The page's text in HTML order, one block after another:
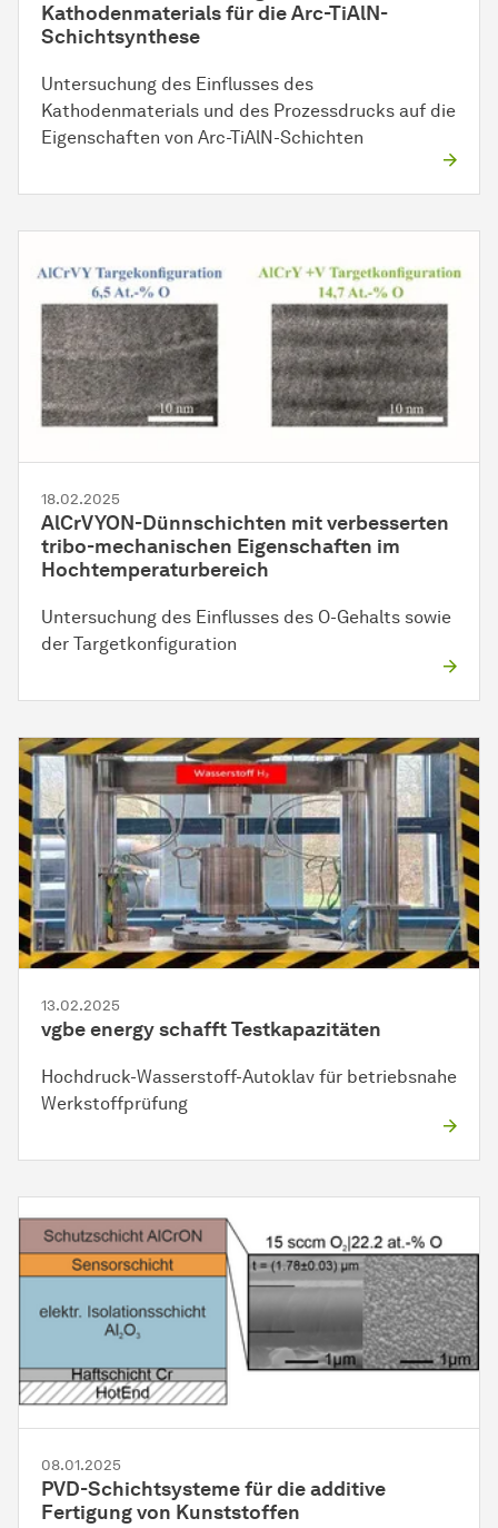
Kathodenmaterials für die Arc-TiAlN-
Schichtsynthese
Untersuchung des Einflusses des
Kathodenmaterials und des Prozessdrucks auf die
Eigenschaften von Arc-TiAlN-Schichten
18.02.2025
AlCrVYON-Dünnschichten mit verbesserten
tribo-mechanischen Eigenschaften im
Hochtemperaturbereich
Untersuchung des Einflusses des O-Gehalts sowie
der Targetkonfiguration
13.02.2025
vgbe energy schafft Testkapazitäten
Hochdruck-Wasserstoff-Autoklav für betriebsnahe
Werkstoffprüfung
08.01.2025
PVD-Schichtsysteme für die additive
Fertigung von Kunststoffen